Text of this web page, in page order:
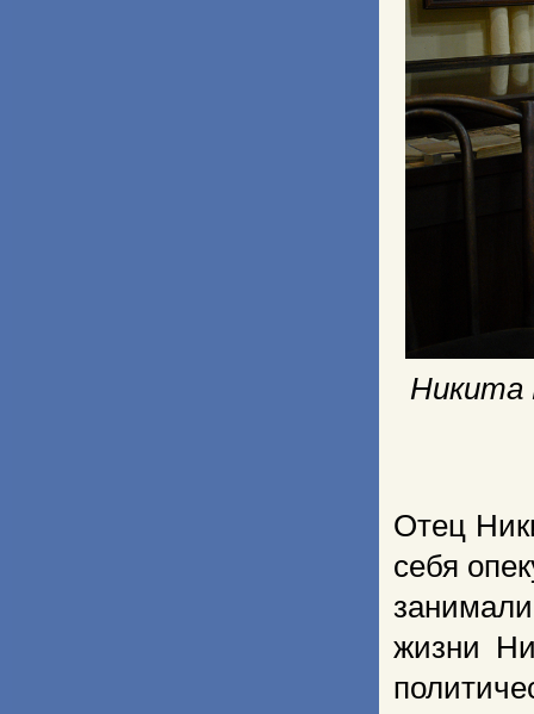
Никита
Отец
себя
жизни